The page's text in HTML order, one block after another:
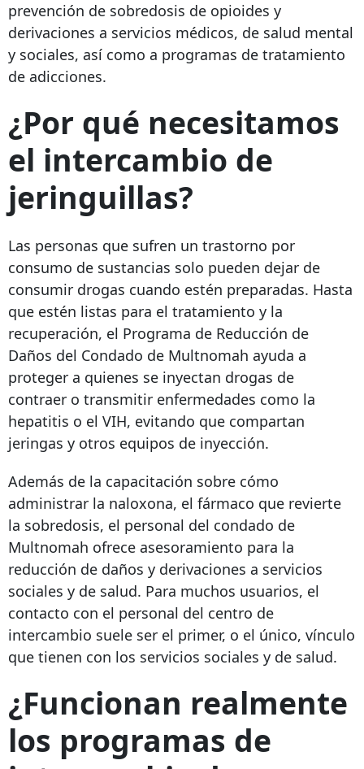
prevención de sobredosis de opioides y
derivaciones a servicios médicos, de salud mental
y sociales, así como a programas de tratamiento
de adicciones.
¿Por qué necesitamos
el intercambio de
jeringuillas?
Las personas que sufren un trastorno por
consumo de sustancias solo pueden dejar de
consumir drogas cuando estén preparadas. Hasta
que estén listas para el tratamiento y la
recuperación, el Programa de Reducción de
Daños del Condado de Multnomah ayuda a
proteger a quienes se inyectan drogas de
contraer o transmitir enfermedades como la
hepatitis o el VIH, evitando que compartan
jeringas y otros equipos de inyección.
Además de la capacitación sobre cómo
administrar la naloxona, el fármaco que revierte
la sobredosis, el personal del condado de
Multnomah ofrece asesoramiento para la
reducción de daños y derivaciones a servicios
sociales y de salud. Para muchos usuarios, el
contacto con el personal del centro de
intercambio suele ser el primer, o el único, vínculo
que tienen con los servicios sociales y de salud.
¿Funcionan realmente
los programas de